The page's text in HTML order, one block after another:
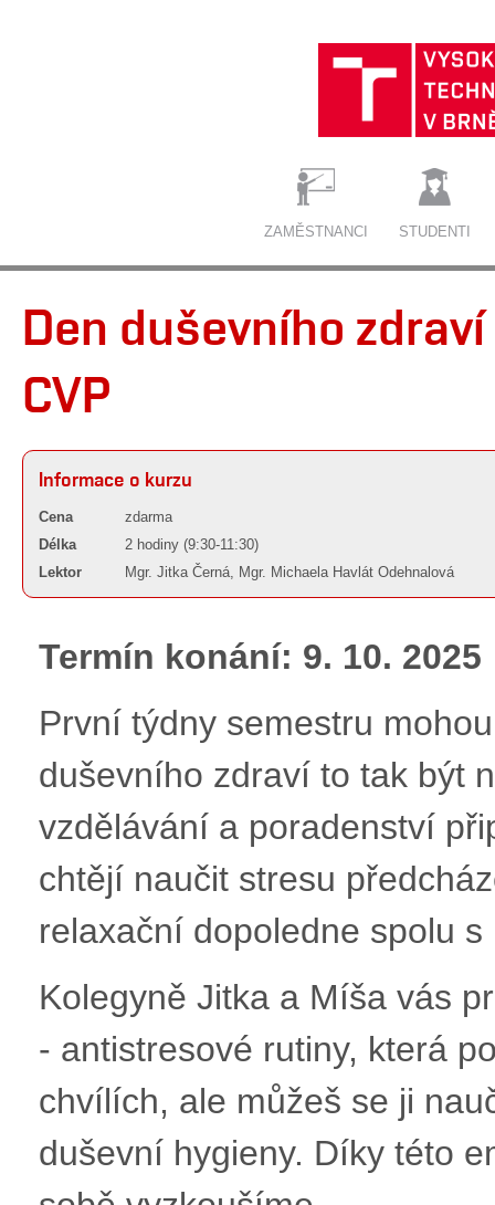
ZAMĚSTNANCI STUDENTI
Den duševního
CVP
Informace o kurzu
Cena
zdarma
Délka
2 hodiny (9:30-11:30)
Lektor
Mgr. Jitka Černá, Mgr. Michaela Havlát Odehnalová
Termín konání: 9. 10. 2025
První týdny semestru
duševního zdraví to tak být
vzdělávání a poradenství
chtějí naučit stresu
relaxační dopoledne spolu
Kolegyně Jitka a Míša vás
- antistresové rutiny, která
chvílích, ale můžeš se ji
duševní hygieny. Díky této